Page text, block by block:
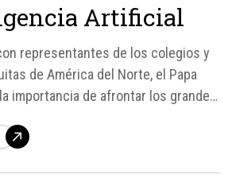
Artificial
representantes de los colegios y
de América del Norte, el Papa
importancia de afrontar los grandes
expulsar a Dios de la esfera